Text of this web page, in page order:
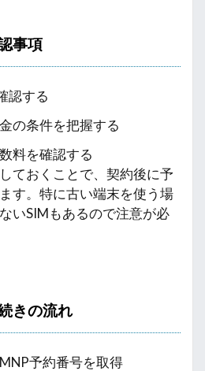
事項
認する
の条件を把握する
料を確認する
ておくことで、契約後に予
す。特に古い端末を使う場
いSIMもあるので注意が必
きの流れ
予約番号を取得